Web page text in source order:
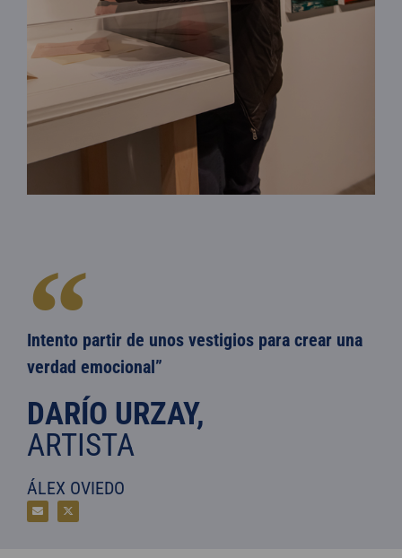
Intento partir de unos vestigios para crear una
verdad emocional”
DARÍO URZAY,
ARTISTA
ÁLEX OVIEDO